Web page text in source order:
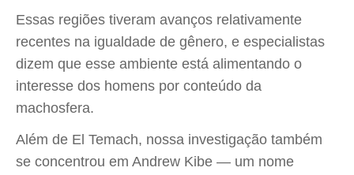
Essas regiões tiveram avanços relativamente
recentes na igualdade de gênero, e especialistas
dizem que esse ambiente está alimentando o
interesse dos homens por conteúdo da
machosfera.
Além de El Temach, nossa investigação também
se concentrou em Andrew Kibe — um nome